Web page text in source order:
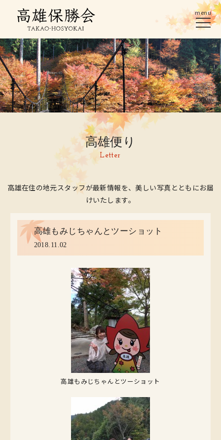
menu
高雄便り
Letter
高雄在住の地元スタッフが最新情報を、美しい写真とともにお届
けいたします。
高雄もみじちゃんとツーショット
2018.11.02
高雄もみじちゃんとツーショット